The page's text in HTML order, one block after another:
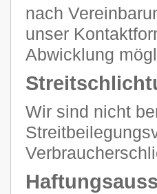
nach
unser
Abwicklung
Wir sind nicht